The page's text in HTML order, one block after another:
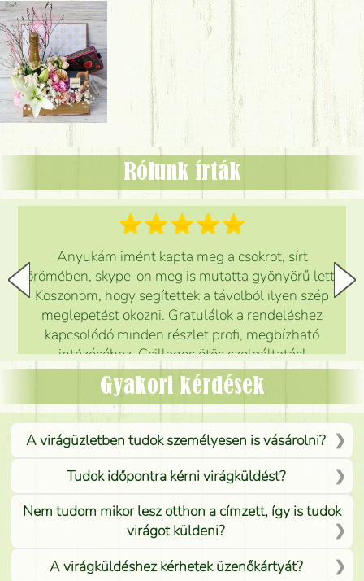
Rólunk írták
Anyukám imént kapta meg a csokrot, sírt
örömében, skype-on meg is mutatta gyönyörű lett.
Köszönöm, hogy segítettek a távolból ilyen szép
meglepetést okozni. Gratulálok a rendeléshez
kapcsolódó minden részlet profi, megbízható
intézéséhez. Csillagos ötös szolgáltatás!
Mónika
Gyakori kérdések
A virágüzletben tudok személyesen is vásárolni?
Tudok időpontra kérni virágküldést?
Nem tudom mikor lesz otthon a címzett, így is tudok
virágot küldeni?
A virágküldéshez kérhetek üzenőkártyát?